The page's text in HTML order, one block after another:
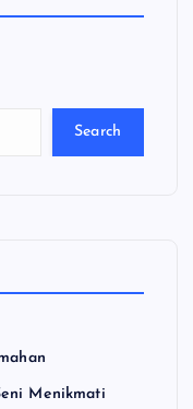
Search
Menikmati